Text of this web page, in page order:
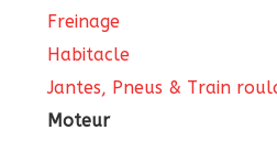
Freinage
Habitacle
Jantes, Pneus & Train
Moteur